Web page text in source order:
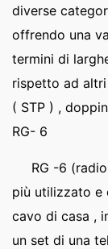
diverse
offrendo una
termini di
rispetto ad
( STP ) ,
RG- 6
RG -6
più utilizzato e
cavo di casa ,
un set di una